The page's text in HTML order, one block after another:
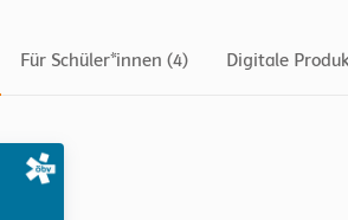
Für Schüler*innen (4) Digitale